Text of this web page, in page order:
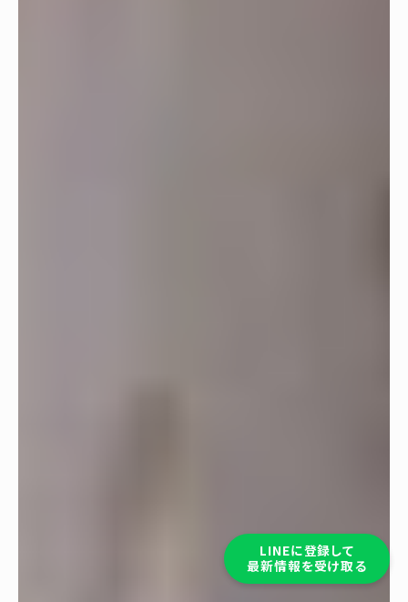
LINEに登録して
最新情報を受け取る